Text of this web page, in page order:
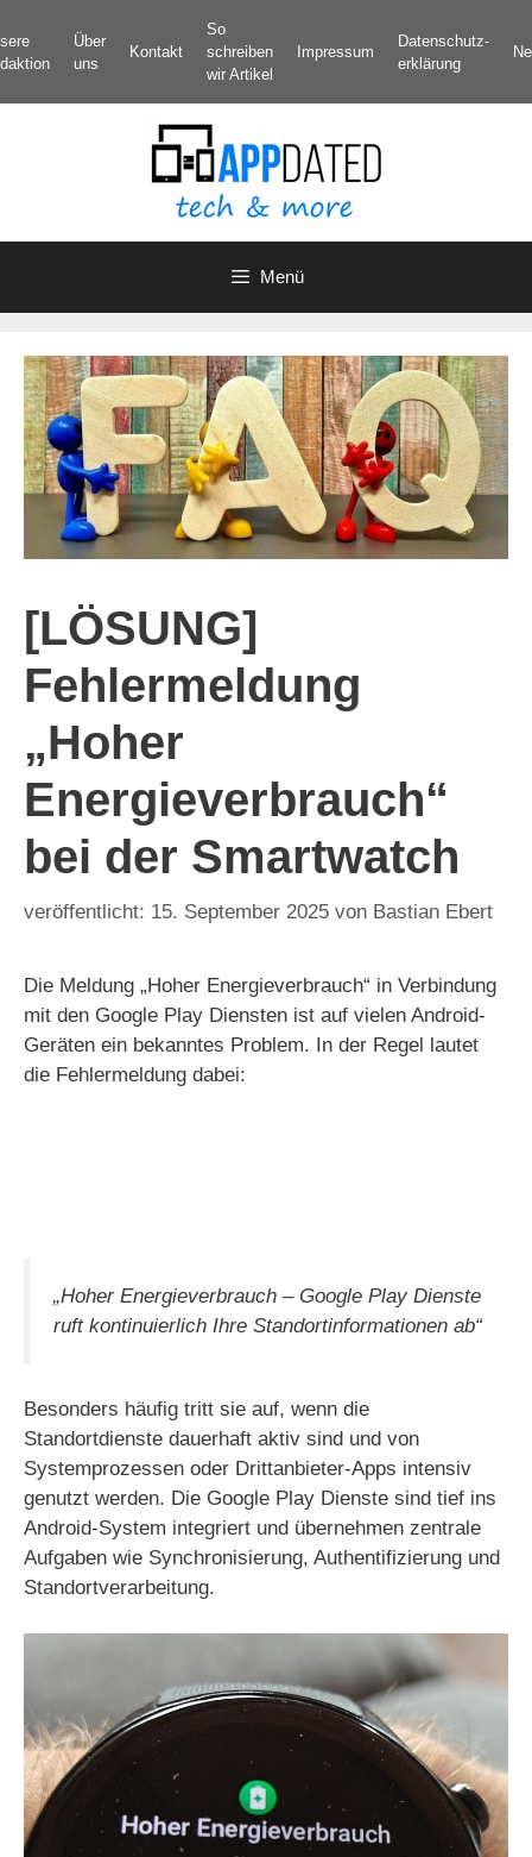
Inhalt
springen
Über
uns
Kontakt
So
schreiben
wir Artikel
Impressum
Datenschutz­
erklärung
Menü
[LÖSUNG]
Fehlermeldung
„Hoher
Energieverbrauch“
bei der Smartwatch
15. September 2025 von Bastian Ebert
Die Meldung „Hoher Energieverbrauch“ in Verbindung
mit den Google Play Diensten ist auf vielen Android-
Geräten ein bekanntes Problem. In der Regel lautet
die Fehlermeldung dabei:
„Hoher Energieverbrauch – Google Play Dienste
ruft kontinuierlich Ihre Standortinformationen ab“
Besonders häufig tritt sie auf, wenn die
Standortdienste dauerhaft aktiv sind und von
Systemprozessen oder Drittanbieter-Apps intensiv
genutzt werden. Die Google Play Dienste sind tief ins
Android-System integriert und übernehmen zentrale
Aufgaben wie Synchronisierung, Authentifizierung und
Standortverarbeitung.